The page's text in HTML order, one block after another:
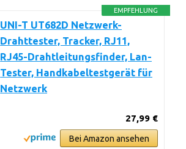
EMPFEHLUNG
UNI-T UT682D Netzwerk-
Drahttester, Tracker, RJ11,
RJ45-Drahtleitungsfinder, Lan-
Tester, Handkabeltestgerät für
Netzwerk
27,99 €
Bei Amazon ansehen